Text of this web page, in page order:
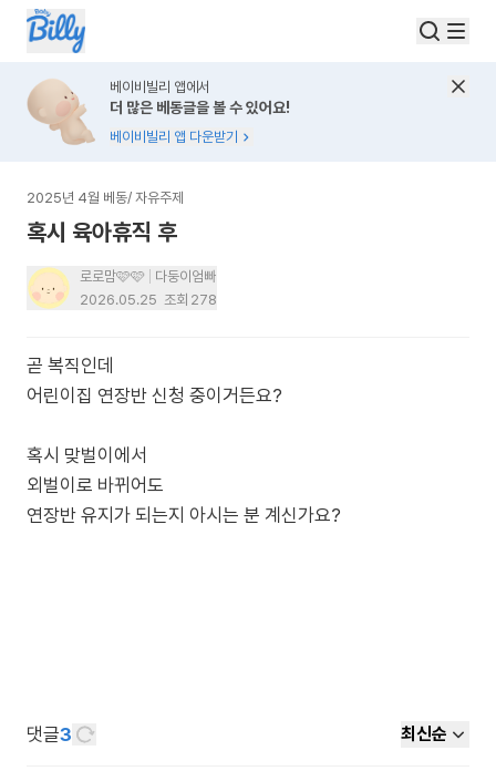
베이비빌리 앱에서
더 많은 베동글을 볼 수 있어요!
베이비빌리 앱 다운받기
2025년 4월 베동/ 자유주제
혹시 육아휴직 후
로로맘🩷🩷
다둥이엄빠
2026.05.25 조회 278
곧 복직인데
어린이집 연장반 신청 중이거든요?
혹시 맞벌이에서
외벌이로 바뀌어도
연장반 유지가 되는지 아시는 분 계신가요?
댓글3 최신순